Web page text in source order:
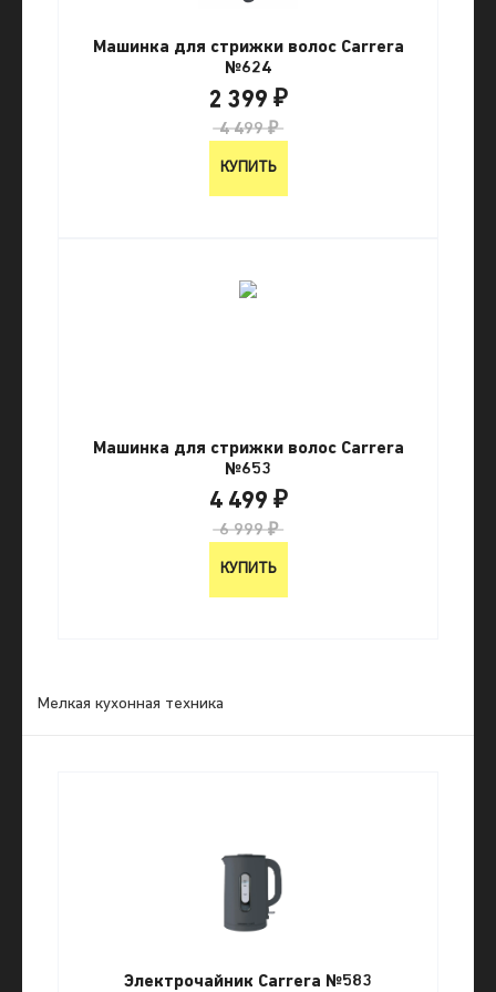
Машинка для стрижки волос Carrera
№624
2 399 ₽
4 499 ₽
КУПИТЬ
Машинка для стрижки волос Carrera
№653
4 499 ₽
6 999 ₽
КУПИТЬ
Мелкая кухонная техника
Электрочайник Carrera №583